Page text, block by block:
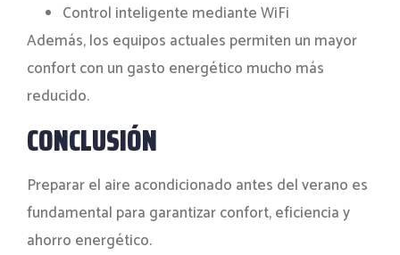
Control inteligente mediante WiFi
Además, los equipos actuales permiten un mayor
confort con un gasto energético mucho más
reducido.
CONCLUSIÓN
Preparar el aire acondicionado antes del verano es
fundamental para garantizar confort, eficiencia y
ahorro energético.